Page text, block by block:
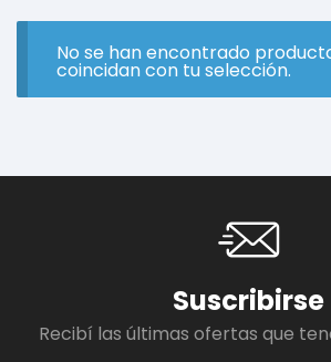
No se han encontrado
coincidan con tu selección.
Suscribirse
Recibí las últimas ofertas que